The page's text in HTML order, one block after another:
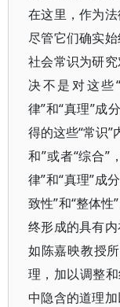
在这里，作为
尽管它们确实
社会常识为研
决不是对这些
律”和“真理”成
得的这些“常识”
和”或者“综合”
律”和“真理”成
致性”和“整体
终形成的具有
如陈嘉映教授
理，加以调整
中隐含的道理